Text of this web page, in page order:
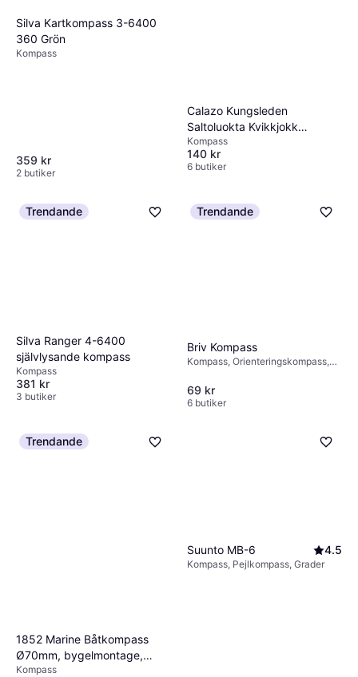
Silva Kartkompass 3-6400
360 Grön
Kompass
359 kr
2 butiker
Calazo Kungsleden
Saltoluokta Kvikkjokk
1:50.000
Kompass
140 kr
6 butiker
Trendande
Silva Ranger 4-6400
självlysande kompass
Kompass
381 kr
3 butiker
Trendande
Briv Kompass
Kompass, Orienteringskompass,
69 kr
6 butiker
Trendande
1852 Marine Båtkompass
Ø70mm, bygelmontage,
svart
Kompass
Suunto MB-6 4.5
Kompass, Pejlkompass, Grader